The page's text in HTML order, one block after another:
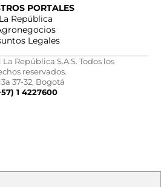
PORTALES
La República
Legales
República S.A.S. Todos los
reservados.
37-32, Bogotá
1 4227600